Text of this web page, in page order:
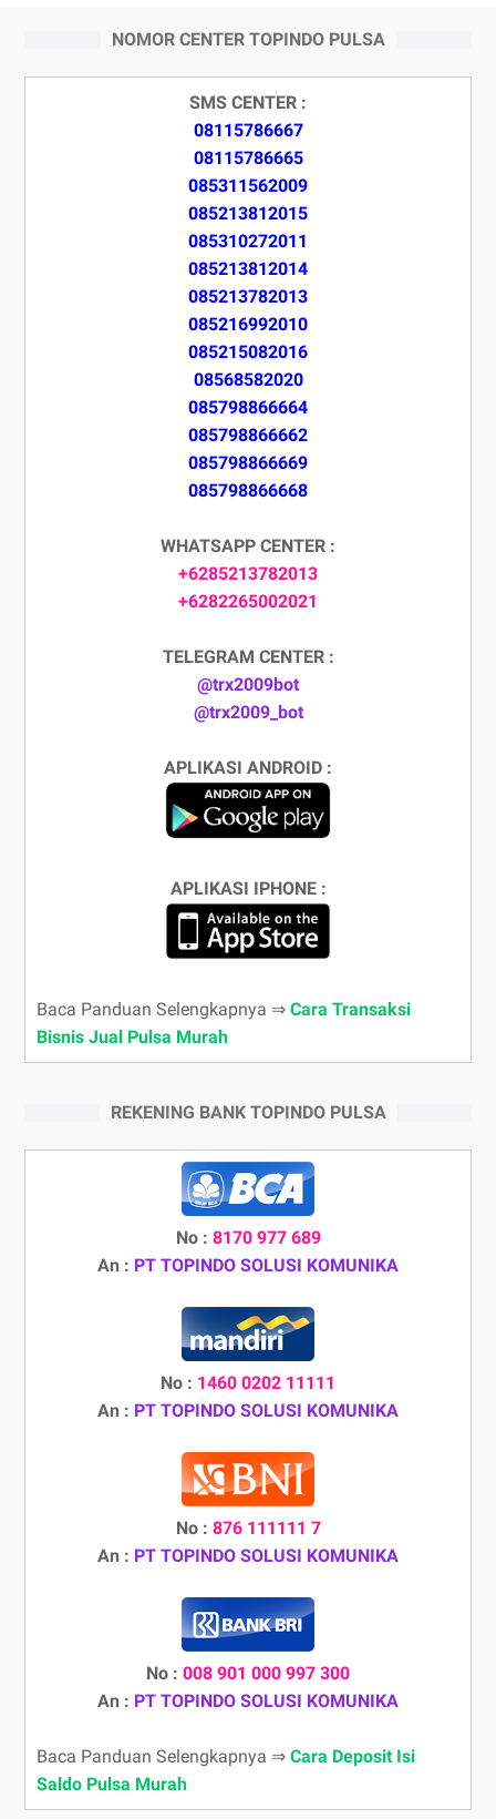
NOMOR CENTER TOPINDO PULSA
SMS CENTER :
08115786667
08115786665
085311562009
085213812015
085310272011
085213812014
085213782013
085216992010
085215082016
08568582020
085798866664
085798866662
085798866669
085798866668
WHATSAPP CENTER :
+6285213782013
+6282265002021
TELEGRAM CENTER :
@trx2009bot
@trx2009_bot
APLIKASI ANDROID :
APLIKASI IPHONE :
Baca Panduan Selengkapnya ⇒ Cara Transaksi
Bisnis Jual Pulsa Murah
REKENING BANK TOPINDO PULSA
No : 8170 977 689
An : PT TOPINDO SOLUSI KOMUNIKA
No : 1460 0202 11111
An : PT TOPINDO SOLUSI KOMUNIKA
No : 876 111111 7
An : PT TOPINDO SOLUSI KOMUNIKA
No : 008 901 000 997 300
An : PT TOPINDO SOLUSI KOMUNIKA
Baca Panduan Selengkapnya ⇒ Cara Deposit Isi
Saldo Pulsa Murah